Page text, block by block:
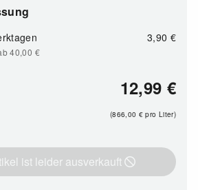
3,90 €
40,00 €
12,99 €
(866,00 € pro Liter)
ist leider ausverkauft